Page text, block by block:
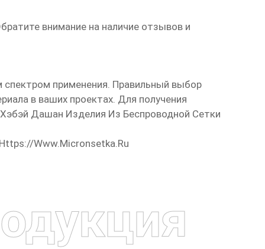
внимание на наличие отзывов и
применения. Правильный выбор
в ваших проектах. Для получения
Дашан Изделия Из Беспроводной Сетки
www.micronsetka.ru